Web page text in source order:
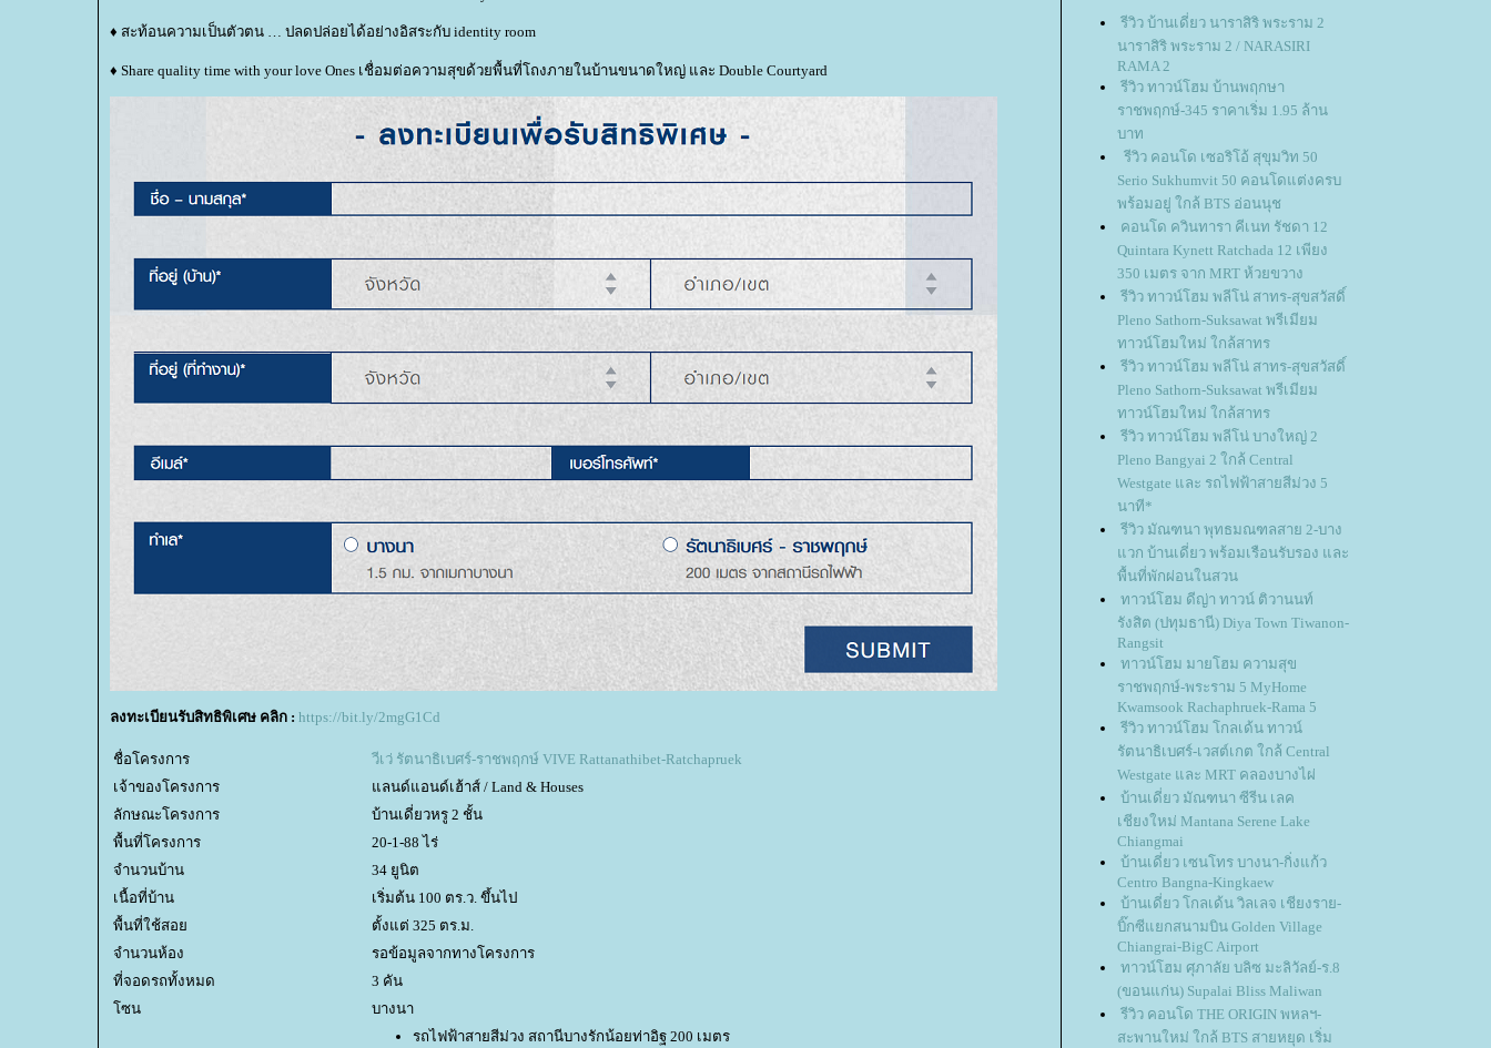
♦ สะท้อนความเป็นตัวตน … ปลดปล่อยได้อย่างอิสระกับ identity room
♦ Share quality time with your love Ones เชื่อมต่อความสุขด้วยพื้นที่โถงภายในบ้านขนาดใหญ่ และ Double Courtyard
ลงทะเบียนรับสิทธิพิเศษ คลิก : https://bit.ly/2mgG1Cd
ชื่อโครงการ
วีเว่ รัตนาธิเบศร์-ราชพฤกษ์ VIVE Rattanathibet-Ratchapruek
เจ้าของโครงการ
ลนด์แอนด์เฮ้าส์ / Land & Houses
ลักษณะโครงการ
บ้านเดี่ยวหรู 2 ชั้น
พื้นที่โครงการ
20-1-88 ไร่
จำนวนบ้าน
34 ยูนิต
เนื้อที่บ้าน
เริ่มต้น 100 ตร.ว. ขึ้นไป
พื้นที่ใช้สอ
ตั้งแต่ 325 ตร.ม.
จำนวนห้อง
รอข้อมูลจากทางโครงการ
ที่จอดรถทั้งหมด
3 คัน
ซน
บางนา
รถไฟฟ้าสายสีม่วง สถานีบางรักน้อยท่าอิฐ 200 เมตร
รีวิว บ้านเดี่ยว นาราสิริ พระราม 2
นาราสิริ พระราม 2 / NARASIRI
RAMA 2
รีวิว ทาวน์โฮม บ้านพฤกษา
ราชพฤกษ์-345 ราคาเริ่ม 1.95 ล้าน
บาท
รีวิว คอนโด เซอริโอ้ สุขุมวิท 50
Serio Sukhumvit 50 คอนโดแต่งครบ
พร้อมอยู่ ใกล้ BTS อ่อนนุช
คอนโด ควินทารา คีเนท รัชดา 12
Quintara Kynett Ratchada 12 เพียง
350 เมตร จาก MRT ห้วยขวาง
รีวิว ทาวน์โฮม พลีโน่ สาทร-สุขสวัสดิ์
Pleno Sathorn-Suksawat พรีเมียม
ทาวน์โฮมใหม่ ใกล้สาทร
รีวิว ทาวน์โฮม พลีโน่ สาทร-สุขสวัสดิ์
Pleno Sathorn-Suksawat พรีเมียม
ทาวน์โฮมใหม่ ใกล้สาทร
รีวิว ทาวน์โฮม พลีโน่ บางใหญ่ 2
Pleno Bangyai 2 ใกล้ Central
Westgate และ รถไฟฟ้าสายสีม่วง 5
นาที*
รีวิว มัณฑนา พุทธมณฑลสาย 2-บาง
วก บ้านเดี่ยว พร้อมเรือนรับรอง และ
พื้นที่พักผ่อนในสวน
ทาวน์โฮม ดีญ่า ทาวน์ ติวานนท์
รังสิต (ปทุมธานี) Diya Town Tiwanon-
Rangsit
ทาวน์โฮม มายโฮม ความสุข
ราชพฤกษ์-พระราม 5 MyHome
Kwamsook Rachaphruek-Rama 5
รีวิว ทาวน์โฮม โกลเด้น ทาวน์
รัตนาธิเบศร์-เวสต์เกต ใกล้ Central
Westgate และ MRT คลองบางไผ่
บ้านเดี่ยว มัณฑนา ซีรีน เลค
เชียงใหม่ Mantana Serene Lake
Chiangmai
บ้านเดี่ยว เซนโทร บางนา-กิ่งแก้ว
Centro Bangna-Kingkaew
บ้านเดี่ยว โกลเด้น วิลเลจ เชียงราย-
บิ๊กซีแยกสนามบิน Golden Village
Chiangrai-BigC Airport
ทาวน์โฮม ศุภาลัย บลิซ มะลิวัลย์-ร.8
(ขอนแก่น) Supalai Bliss Maliwan
รีวิว คอนโด THE ORIGIN พหลฯ-
สะพานใหม่ ใกล้ BTS สายหยุด เริ่ม